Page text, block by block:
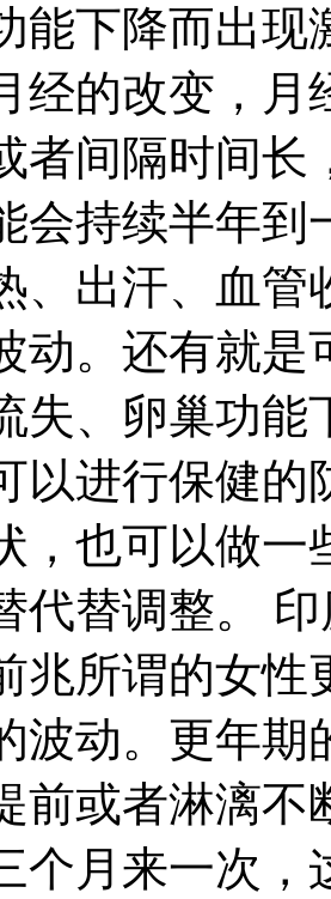
能下降而出现
经的改变，月
者间隔时间长
会持续半年
、出汗、血管
动。还有就是
失、卵巢功能
以进行保健的
，也可以做一
代替调整。
兆所谓的女
波动。更年期
前或者淋漓不
个月来一次，